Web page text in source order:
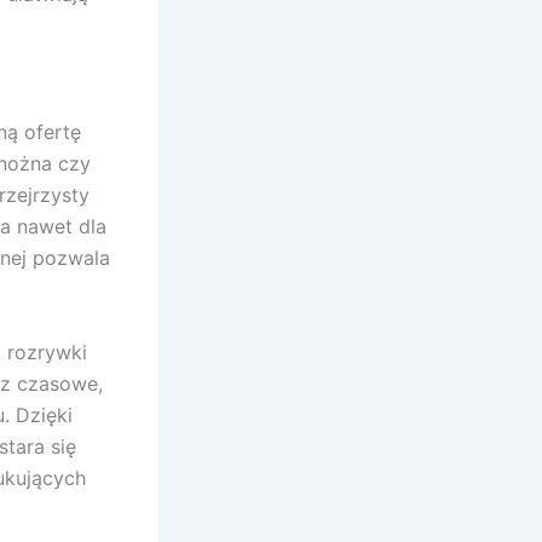
ofertę
czy
nawet dla
pozwala
rozrywki
czasowe,
Dzięki
się